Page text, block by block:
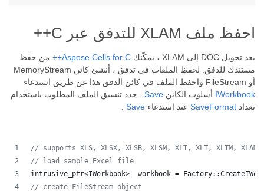
احفظ ملف XLAM للتدفق عبر C++
بعد تحويل DOC إلى XLAM ، يمكّنك Aspose.Cells for C++
من حفظ
مستندك للدفق. لحفظ الملفات في تدفق ، أنشئ كائن MemoryStream
أو FileStream واحفظ الملف في كائن الدفق هذا عن طريق استدعاء
IWorkbook أسلوب الكائن Save . حدد تنسيق الملف المطلوب باستخدام
تعداد SaveFormat عند استدعاء Save
// supports XLS, XLSX, XLSB, XLSM, XLT, XLT, XLTM,
// load sample Excel file
intrusive_ptr<IWorkbook>  workbook =
// create FileStream object